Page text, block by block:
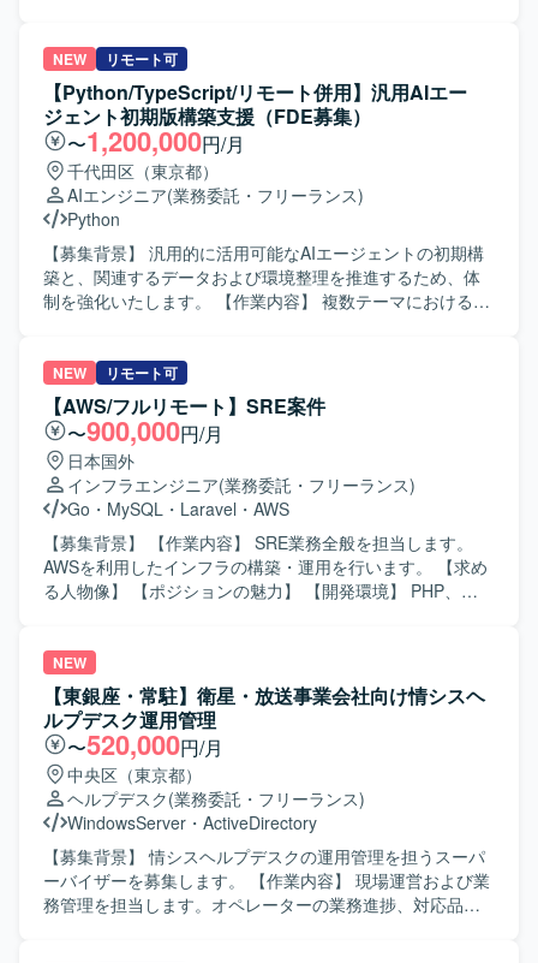
設計・開発も予定しています。 【求める人物像】 自力で調
査し、必要に応じて周囲へ確認しながら対応できる方を求
めています。新しい技術を吸収し、柔軟に対応できる方を
歓迎します。 【ポジションの魅力】 TDDやAIを活用した開
発構築、AWSの各種リソースおよびサービスに関する技術
力を身につけられます。 【開発環境】 フロントエンドは
Reactを予定しています。バックエンドはAPI開発を行い、
Spring BootおよびAWSを利用します。
NEW リモート可
【Python/TypeScript/リモート併用】汎用AIエー
ジェント初期版構築支援（FDE募集）
〜1,200,000円/月
千代田区（東京都）
AIエンジニア(業務委託・フリーランス)
Python
【募集背景】 汎用的に活用可能なAIエージェントの初期構
築と、関連するデータおよび環境整理を推進するため、体
制を強化いたします。 【作業内容】 複数テーマにおける汎
していただきます。また、AIエージェントおよび関連シス
テムの稼働環境に関する論点整理、障壁の抽出・提案、技
術的な検討内容のドキュメント化を行っていただきます。
【求める人物像】 新しい技術領域に主体的にキャッチアッ
プし、検証しながら業務を推進できる方を求めます。関係
者と建設的にコミュニケーションを取り、論点やリスクを
整理して提案できる方を歓迎いたします。 【ポジションの
魅力】 汎用AIエージェントの初期構築フェーズから参画
し、アーキテクチャ設計から実装まで一貫した経験を積む
ことができます。データ整理や環境設計を含む上流工程に
としたWebアプリケーション・AIエージェント開発環境を
想定しております。クラウドインフラ上での開発・運用を
前提とした構成を予定しております。
NEW リモート可
【AWS/フルリモート】SRE案件
〜900,000円/月
日本国外
インフラエンジニア(業務委託・フリーランス)
Go ・ MySQL ・ Laravel ・ AWS
【募集背景】 【作業内容】 SRE業務全般を担当します。
AWSを利用したインフラの構築・運用を行います。 【求め
る人物像】 【ポジションの魅力】 【開発環境】 PHP、
Actions、Terraformを利用します。
NEW
【東銀座・常駐】衛星・放送事業会社向け情シスヘ
ルプデスク運用管理
〜520,000円/月
中央区（東京都）
ヘルプデスク(業務委託・フリーランス)
WindowsServer ・ ActiveDirectory
【募集背景】 情シスヘルプデスクの運用管理を担うスーパ
ーバイザーを募集します。 【作業内容】 現場運営および業
務管理を担当します。オペレーターの業務進捗、対応品